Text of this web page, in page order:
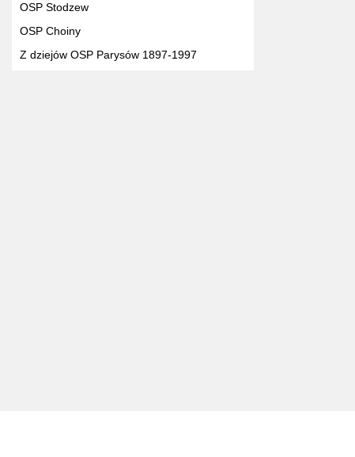
OSP Stodzew
OSP Choiny
Z dziejów OSP Parysów 1897-1997